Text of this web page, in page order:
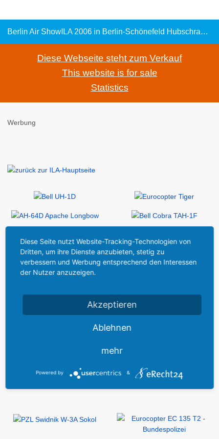
Berlin Air ShowILA 2006 in Berlin-Schönefeld Hubschrauber
Diese Webseite steht zum Verkauf
This website is for sale
Statistics
Werbung
Diese Seite nutzt Website-Tracking-Technologien von
Dritten, um ihre Dienste anzubieten, stetig zu
verbessern und Werbung entsprechend den Interessen
der Nutzer anzuzeigen.
Akzeptieren
Ablehnen
mehr
Powered by &